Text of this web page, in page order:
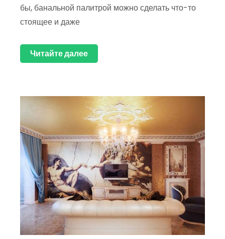
бы, банальной палитрой можно сделать что-то
стоящее и даже
Читайте далее